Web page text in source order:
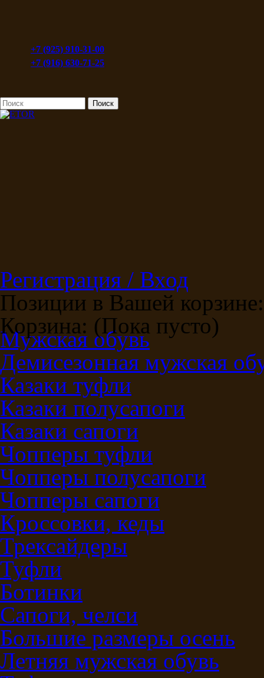
+7 (925) 910-31-00
+7 (916) 630-71-25
Регистрация / Вход
Позиции в Вашей корзине:
Корзина: (Пока пусто)
Мужская обувь
Демисезонная мужская
Казаки туфли
Казаки полусапоги
Казаки сапоги
Чопперы туфли
Чопперы полусапоги
Чопперы сапоги
Кроссовки, кеды
Трексайдеры
Туфли
Ботинки
Сапоги, челси
Большие размеры осень
Летняя мужская обувь